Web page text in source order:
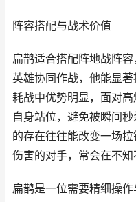
阵容搭配与战术价值
扁鹊适合搭配阵地战阵
英雄协同作战，他能显
耗战中优势明显，面对
自身站位，避免被瞬间
的存在往往能改变一场
伤害的对手，常会在不知
扁鹊是一位需要精细操